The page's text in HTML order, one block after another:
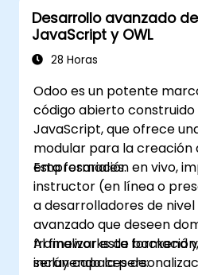
Desarrollo avanzado
JavaScript y OWL
28 Horas
Odoo es un potente
código abierto
JavaScript, que ofrece
modular para la creación
empresariales.
Esta formación en vivo,
instructor (en línea o
a desarrolladores de
avanzado que deseen
frameworks de backend
incluyendo la
Al finalizar esta
serán capaces de: